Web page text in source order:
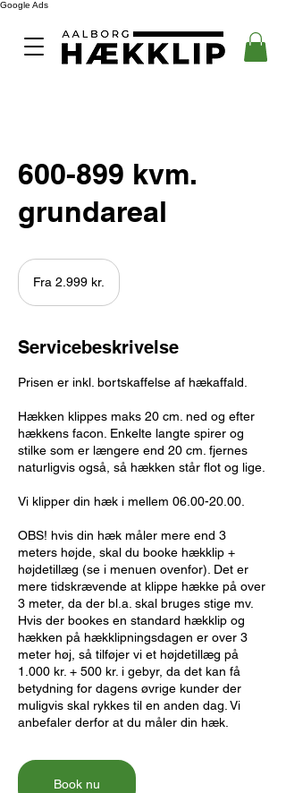
Google Ads
600-899 kvm.
grundareal
Fra
2.999
danske
kroner
Fra 2.999 kr.
Servicebeskrivelse
Prisen er inkl. bortskaffelse af hækaffald.
Hækken klippes maks 20 cm. ned og efter
hækkens facon. Enkelte langte spirer og
stilke som er længere end 20 cm. fjernes
naturligvis også, så hækken står flot og lige.
Vi klipper din hæk i mellem 06.00-20.00.
OBS! hvis din hæk måler mere end 3
meters højde, skal du booke hækklip +
højdetillæg (se i menuen ovenfor). Det er
mere tidskrævende at klippe hække på over
3 meter, da der bl.a. skal bruges stige mv.
Hvis der bookes en standard hækklip og
hækken på hækklipningsdagen er over 3
meter høj, så tilføjer vi et højdetillæg på
1.000 kr. + 500 kr. i gebyr, da det kan få
betydning for dagens øvrige kunder der
muligvis skal rykkes til en anden dag. Vi
anbefaler derfor at du måler din hæk.
Book nu